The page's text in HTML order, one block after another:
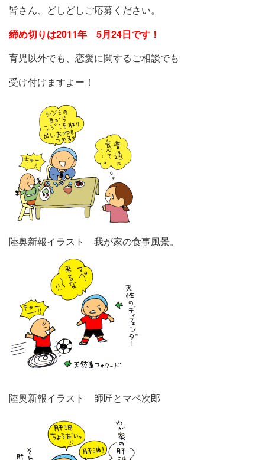
皆さん、どしどしご応募ください。
締め切りは2011年 5月24日です！
育児以外でも、恋愛に関するご相談でも
受け付けますよー！
陸奥新報イラスト 我が家の食事風景。
陸奥新報イラスト 師匠とマペ次郎